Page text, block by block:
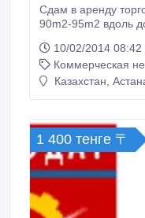
Сдам в аренду
90m2-95m2 вдоль
10/02/2014 08:42
Коммерческая
Казахстан,
1 400 тенге 〒